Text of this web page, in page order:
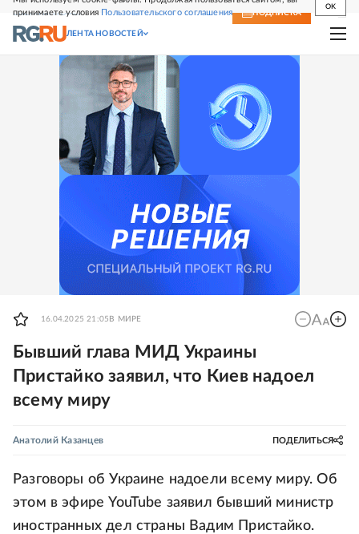
принимаете условия Пользовательского соглашения
OK
СВЕЖИЙ НОМЕР ПОДПИСКА
ЛЕНТА НОВОСТЕЙ
16.04.2025 21:05 В МИРЕ
Бывший глава МИД Украины
Пристайко заявил, что Киев надоел
всему миру
Анатолий Казанцев ПОДЕЛИТЬСЯ
Разговоры об Украине надоели всему миру. Об
этом в эфире YouTube заявил бывший министр
иностранных дел страны Вадим Пристайко.